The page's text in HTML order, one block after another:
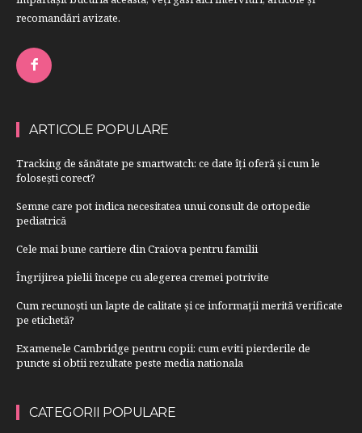
recomandări avizate.
ARTICOLE POPULARE
Tracking de sănătate pe smartwatch: ce date îți oferă și cum le
folosești corect?
Semne care pot indica necesitatea unui consult de ortopedie
pediatrică
Cele mai bune cartiere din Craiova pentru familii
Îngrijirea pielii începe cu alegerea cremei potrivite
Cum recunoști un lapte de calitate și ce informații merită verificate
pe etichetă?
Examenele Cambridge pentru copii: cum eviti pierderile de
puncte si obtii rezultate peste media nationala
CATEGORII POPULARE